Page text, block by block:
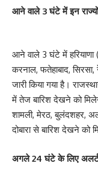
आने वाले 3 घंटे में इन राज्यों
आने वाले 3 घंटे में हरियाणा
करनाल, फतेहाबाद, सिरसा,
जारी किया गया है।
में तेज बारिश देखने को
शामली, मेरठ, बुलंदशहर,
दोबारा से बारिश देखने को
अगले 24 घंटे के लिए अलर्ट